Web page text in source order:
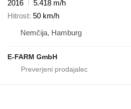
2016
5.418 m/h
Hitrost 50 km/h
Nemčija, Hamburg
E-FARM GmbH